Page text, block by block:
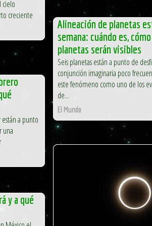
cielo
creciente
Alineación de planetas
semana: cuándo es,
planetas serán visibles
Seis planetas están a punto de
conjunción imaginaria poco
este fenómeno como uno de los
de...
El Mundo
están a punto
una
y a qué